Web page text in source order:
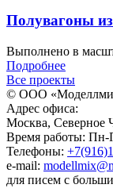
Полувагоны
Выполнено в
Подробнее
Все проекты
© ООО
Адрес офиса:
Москва, Северное
Время работы: Пн-
Телефоны:
e-mail:
для писем с